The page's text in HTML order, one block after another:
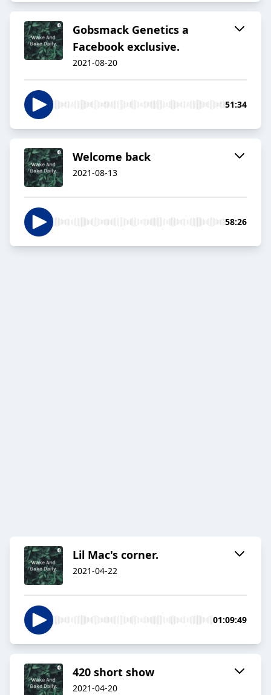
Gobsmack Genetics a
Facebook exclusive.
2021-08-20
51:34
Welcome back
2021-08-13
58:26
Lil Mac's corner.
2021-04-22
01:09:49
420 short show
2021-04-20